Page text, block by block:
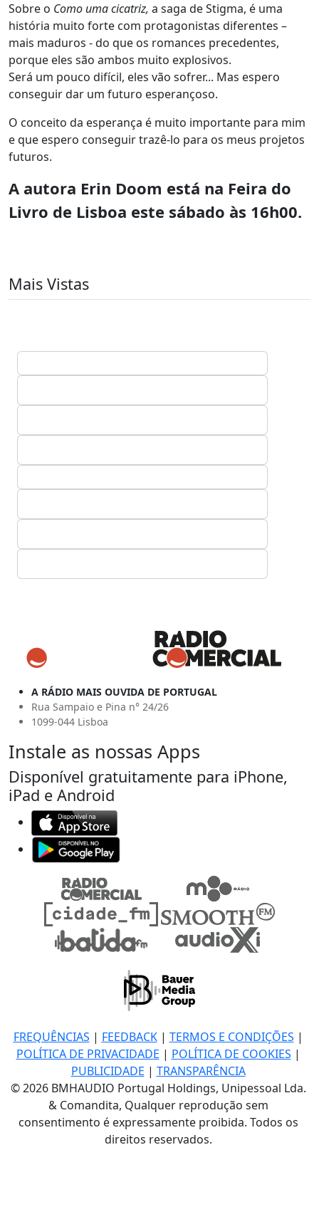
Sobre o Como uma cicatriz, a saga de Stigma, é uma
história muito forte com protagonistas diferentes –
mais maduros - do que os romances precedentes,
porque eles são ambos muito explosivos.
Será um pouco difícil, eles vão sofrer... Mas espero
conseguir dar um futuro esperançoso.
O conceito da esperança é muito importante para mim
e que espero conseguir trazê-lo para os meus projetos
futuros.
A autora Erin Doom está na Feira do
Livro de Lisboa este sábado às 16h00.
Mais Vistas
A RÁDIO MAIS OUVIDA DE PORTUGAL
Rua Sampaio e Pina n° 24/26
1099-044 Lisboa
Instale as nossas Apps
Disponível gratuitamente para iPhone,
iPad e Android
FREQUÊNCIAS | FEEDBACK| TERMOS E CONDIÇÕES |
POLÍTICA DE PRIVACIDADE | POLÍTICA DE COOKIES |
PUBLICIDADE | TRANSPARÊNCIA
© 2026 BMHAUDIO Portugal Holdings, Unipessoal Lda.
& Comandita, Qualquer reprodução sem
consentimento é expressamente proibida. Todos os
direitos reservados.